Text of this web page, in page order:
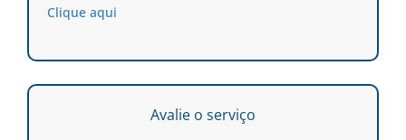
Clique aqui
Avalie o serviço